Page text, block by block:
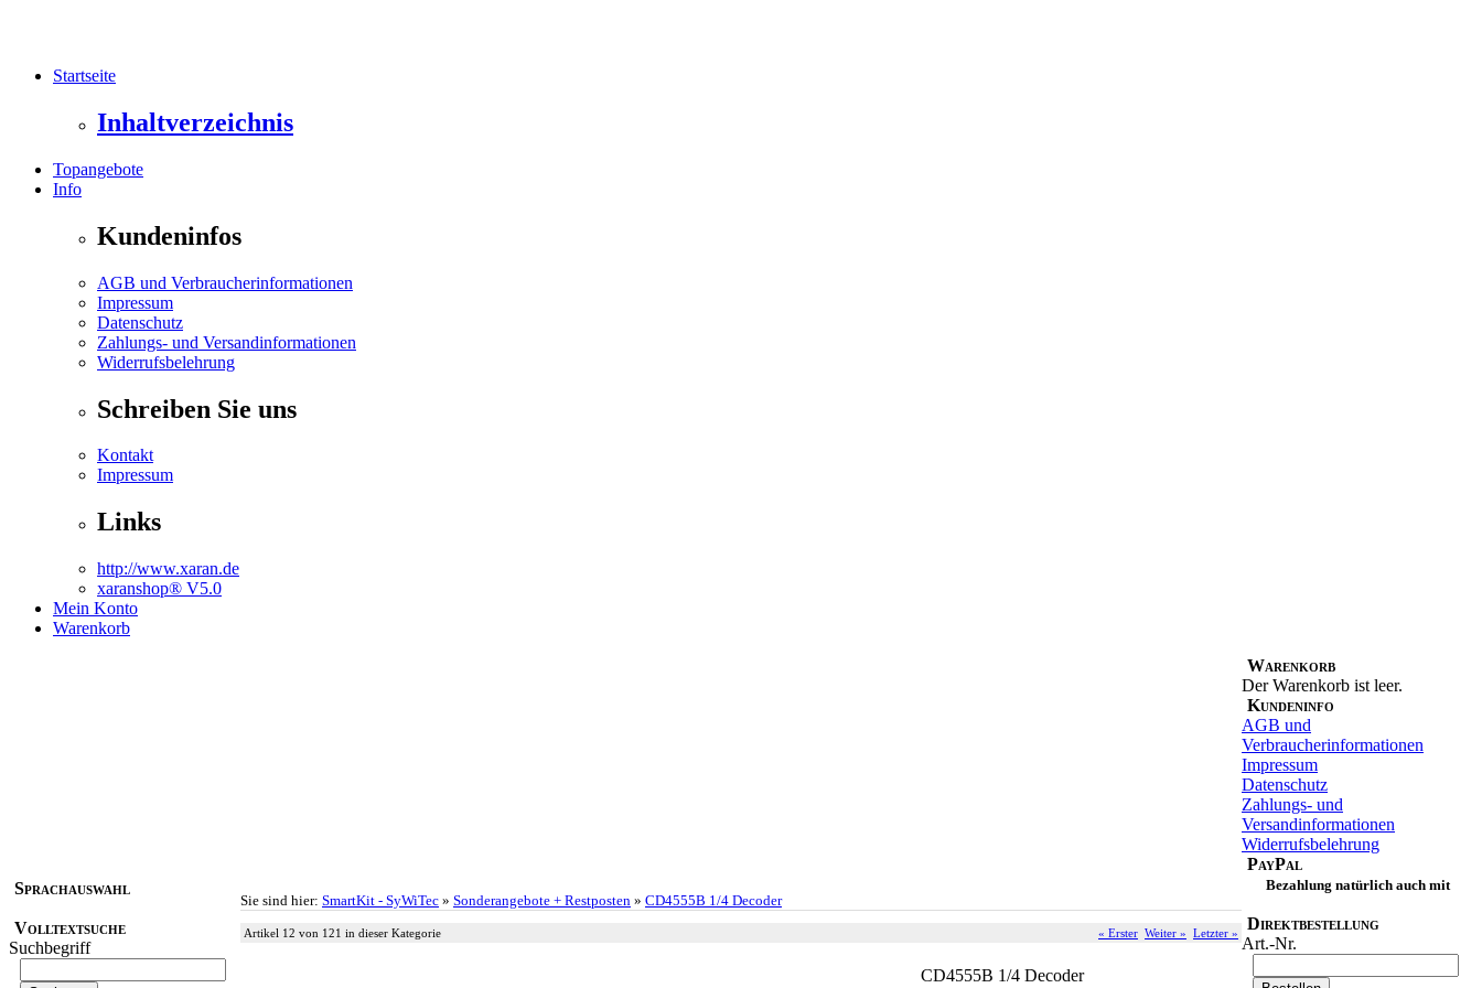
Startseite
Inhaltverzeichnis
Topangebote
Info
Kundeninfos
AGB und Verbraucherinformationen
Impressum
Datenschutz
Zahlungs- und Versandinformationen
Widerrufsbelehrung
Schreiben Sie uns
Kontakt
Impressum
Links
http://www.xaran.de
xaranshop® V5.0
Mein Konto
Warenkorb
Sprachauswahl
Volltextsuche
Suchbegriff
Sie sind hier: SmartKit - SyWiTec » Sonderangebote + Restposten » CD4555B 1/4 Decoder
Artikel 12 von 121 in dieser Kategorie « Erster Weiter » Letzter »
CD4555B 1/4 Decoder
Warenkorb
Der Warenkorb ist leer.
Kundeninfo
AGB und
Verbraucherinformationen
Impressum
Datenschutz
Zahlungs- und
Versandinformationen
Widerrufsbelehrung
PayPal
Bezahlung natürlich auch mit
Direktbestellung
Art.-Nr.